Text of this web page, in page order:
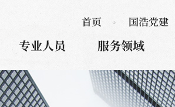
专业人员 服务领域
首页 国浩党建